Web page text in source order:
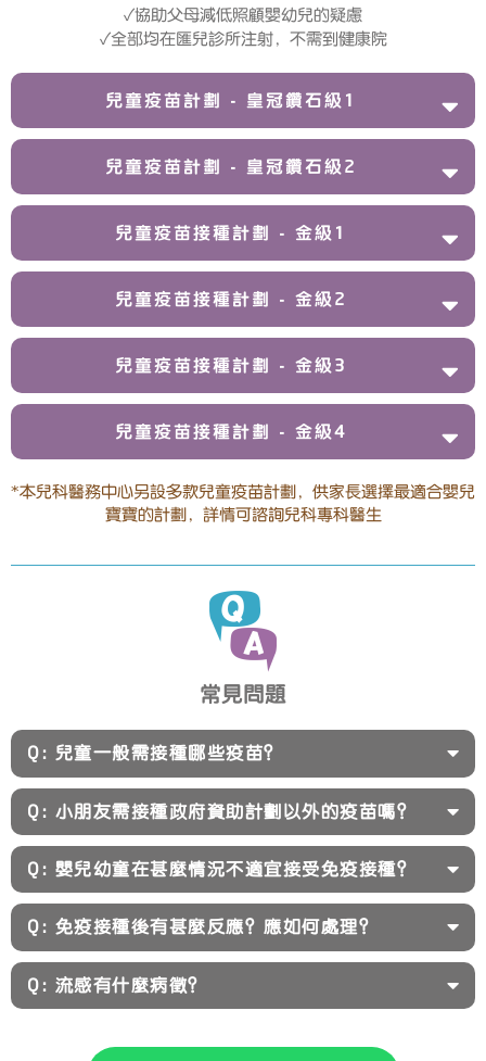
✓協助父母減低照顧嬰幼兒的疑慮
✓全部均在匯兒診所注射，不需到健康院
兒童疫苗計劃 - 皇冠鑽石級1
兒童疫苗計劃 - 皇冠鑽石級2
兒童疫苗接種計劃 - 金級1
兒童疫苗接種計劃 - 金級2
兒童疫苗接種計劃 - 金級3
兒童疫苗接種計劃 - 金級4
*本兒科醫務中心另設多款兒童疫苗計劃，供家長選擇最適合嬰兒
寶寶的計劃，詳情可諮詢兒科專科醫生
常見問題
Q: 兒童一般需接種哪些疫苗？
Q: 小朋友需接種政府資助計劃以外的疫苗嗎？
Q: 嬰兒幼童在甚麼情況不適宜接受免疫接種？
Q: 免疫接種後有甚麼反應？應如何處理？
Q: 流感有什麼病徵？